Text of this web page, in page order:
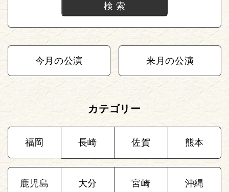
今月の公演 来月の公演
カテゴリー
福岡 長崎 佐賀 熊本
鹿児島 大分 宮崎 沖縄